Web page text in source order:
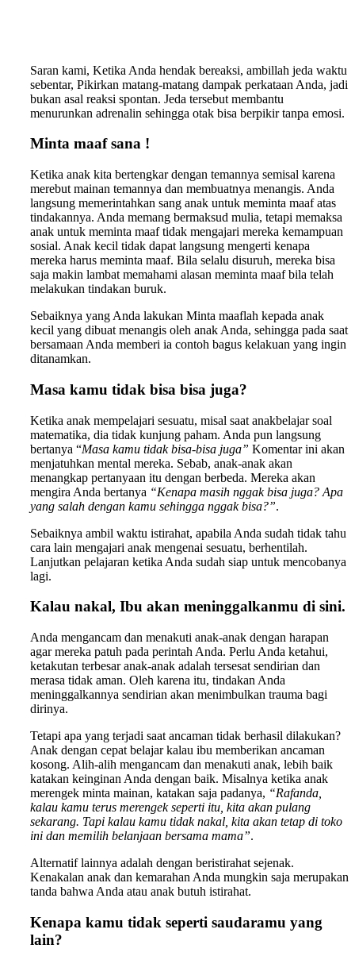
Saran kami, Ketika Anda hendak bereaksi, ambillah jeda waktu
sebentar, Pikirkan matang-matang dampak perkataan Anda, jadi
bukan asal reaksi spontan. Jeda tersebut membantu
menurunkan adrenalin sehingga otak bisa berpikir tanpa emosi.
Minta maaf sana !
Ketika anak kita bertengkar dengan temannya semisal karena
merebut mainan temannya dan membuatnya menangis. Anda
langsung memerintahkan sang anak untuk meminta maaf atas
tindakannya. Anda memang bermaksud mulia, tetapi memaksa
anak untuk meminta maaf tidak mengajari mereka kemampuan
sosial. Anak kecil tidak dapat langsung mengerti kenapa
mereka harus meminta maaf. Bila selalu disuruh, mereka bisa
saja makin lambat memahami alasan meminta maaf bila telah
melakukan tindakan buruk.
Sebaiknya yang Anda lakukan Minta maaflah kepada anak
kecil yang dibuat menangis oleh anak Anda, sehingga pada saat
bersamaan Anda memberi ia contoh bagus kelakuan yang ingin
ditanamkan.
Masa kamu tidak bisa bisa juga?
Ketika anak mempelajari sesuatu, misal saat anakbelajar soal
matematika, dia tidak kunjung paham. Anda pun langsung
bertanya “Masa kamu tidak bisa-bisa juga” Komentar ini akan
menjatuhkan mental mereka. Sebab, anak-anak akan
menangkap pertanyaan itu dengan berbeda. Mereka akan
mengira Anda bertanya “Kenapa masih nggak bisa juga? Apa
yang salah dengan kamu sehingga nggak bisa?”.
Sebaiknya ambil waktu istirahat, apabila Anda sudah tidak tahu
cara lain mengajari anak mengenai sesuatu, berhentilah.
Lanjutkan pelajaran ketika Anda sudah siap untuk mencobanya
lagi.
Kalau nakal, Ibu akan meninggalkanmu di sini.
Anda mengancam dan menakuti anak-anak dengan harapan
agar mereka patuh pada perintah Anda. Perlu Anda ketahui,
ketakutan terbesar anak-anak adalah tersesat sendirian dan
merasa tidak aman. Oleh karena itu, tindakan Anda
meninggalkannya sendirian akan menimbulkan trauma bagi
dirinya.
Tetapi apa yang terjadi saat ancaman tidak berhasil dilakukan?
Anak dengan cepat belajar kalau ibu memberikan ancaman
kosong. Alih-alih mengancam dan menakuti anak, lebih baik
katakan keinginan Anda dengan baik. Misalnya ketika anak
merengek minta mainan, katakan saja padanya, “Rafanda,
kalau kamu terus merengek seperti itu, kita akan pulang
sekarang. Tapi kalau kamu tidak nakal, kita akan tetap di toko
ini dan memilih belanjaan bersama mama”.
Alternatif lainnya adalah dengan beristirahat sejenak.
Kenakalan anak dan kemarahan Anda mungkin saja merupakan
tanda bahwa Anda atau anak butuh istirahat.
Kenapa kamu tidak seperti saudaramu yang
lain?